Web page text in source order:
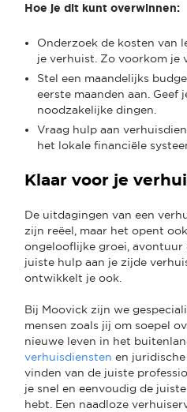
Hoe je dit kunt overwinnen:
Onderzoek de kosten van
je verhuist. Zo voorkom je
Stel een maandelijks
eerste maanden aan. Geef
noodzakelijke dingen.
Vraag hulp aan
het lokale financiële
Klaar voor je
De uitdagingen van een
zijn reëel, maar het opent
ongelooflijke groei, avontuur
juiste hulp aan je zijde
ontwikkelt je ook.
Bij Moovick zijn we
mensen zoals jij om soepel
nieuwe leven in het
verhuisdiensten en
vinden van de juiste
je snel en eenvoudig de
hebt. Een naadloze